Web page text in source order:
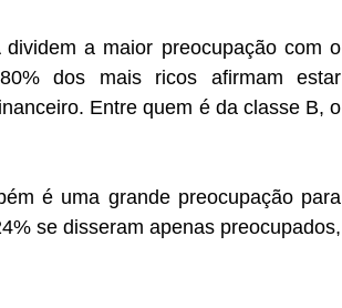
a maior preocupação com o
dos mais ricos afirmam estar
Entre quem é da classe B, o
é uma grande preocupação para
se disseram apenas preocupados,